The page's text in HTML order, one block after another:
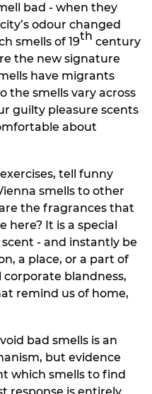
bad - when they
odour changed
smells of 19th century
the new signature
have migrants
the smells vary across
guilty pleasure scents
about
tell funny
smells to other
the fragrances that
here? It is a special
- and instantly be
a place, or a part of
corporate blandness,
remind us of home,
bad smells is an
but evidence
which smells to find
response is entirely